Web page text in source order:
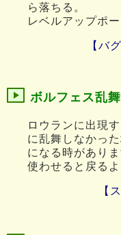
ら落ちる。
レベルアップポ
【バ
ボルフェス乱舞
ロウランに出現
に乱舞しなかっ
になる時があり
使わせると戻るよ
【